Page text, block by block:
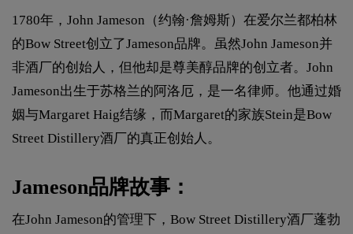
1780年，John Jameson（约翰·詹姆斯）在爱尔兰都柏林
的Bow Street创立了Jameson品牌。虽然John Jameson并
非酒厂的创始人，但他却是尊美醇品牌的创立者。John
Jameson出生于苏格兰的阿洛厄，是一名律师。他通过婚
姻与Margaret Haig结缘，而Margaret的家族Stein是Bow
Street Distillery酒厂的真正创始人。
Jameson品牌故事：
在John Jameson的管理下，Bow Street Distillery酒厂蓬勃